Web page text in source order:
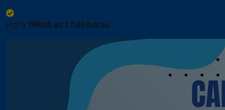
Hora: 09h00 às 17:00 horas